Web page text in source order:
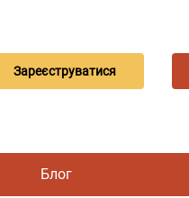
Зареєструватися
Блог